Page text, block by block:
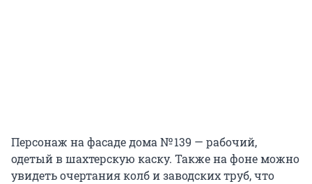
Персонаж на фасаде дома № 139 — рабочий,
одетый в шахтерскую каску. Также на фоне можно
увидеть очертания колб и заводских труб, что